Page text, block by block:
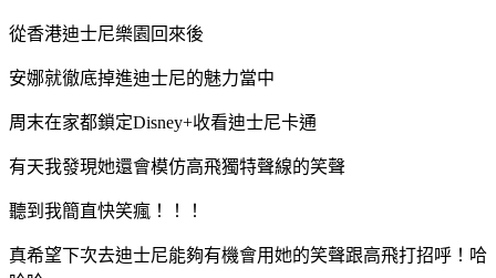
從香港迪士尼樂園回來後
安娜就徹底掉進迪士尼的魅力當中
周末在家都鎖定Disney+收看迪士尼卡通
有天我發現她還會模仿高飛獨特聲線的笑聲
聽到我簡直快笑瘋！！！
真希望下次去迪士尼能夠有機會用她的笑聲跟高飛打招呼！哈